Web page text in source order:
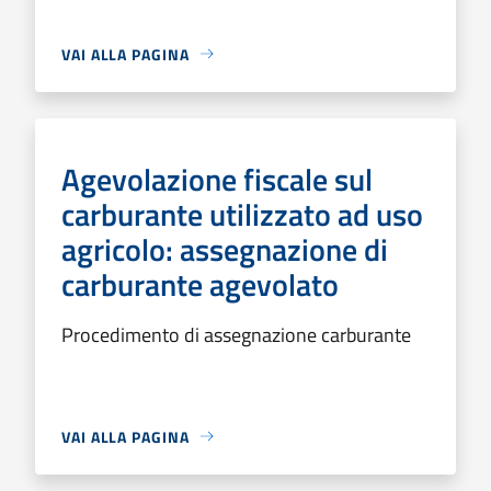
VAI ALLA PAGINA
Agevolazione fiscale sul
carburante utilizzato ad uso
agricolo: assegnazione di
carburante agevolato
Procedimento di assegnazione carburante
VAI ALLA PAGINA